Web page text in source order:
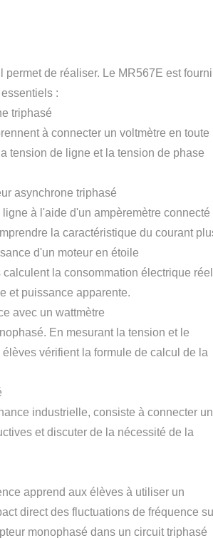
de réaliser. Le MR567E est fourni
:
triphasé
à connecter un voltmètre en toute
tension de ligne et la tension de phase
asynchrone triphasé
à l'aide d'un ampèremètre connecté
la caractéristique du courant
d'un moteur en étoile
la consommation électrique
et puissance apparente.
avec un wattmètre
En mesurant la tension et le
vérifient la formule de calcul de la
industrielle, consiste à connecter un
et discuter de la nécessité de la
apprend aux élèves à utiliser un
direct des fluctuations de fréquence
monophasé dans un circuit triphasé